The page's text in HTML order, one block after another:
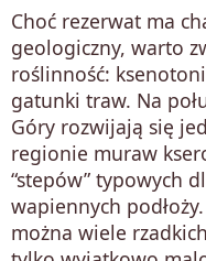
Choć rezerwat ma
geologiczny, warto
roślinność:
gatunki traw. Na
Góry rozwijają się
regionie muraw
“stepów” typowych
wapiennych
można wiele